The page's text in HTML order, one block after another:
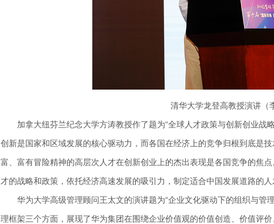
清华大学龙登高教授演讲（
加拿大纽芬兰纪念大学方涛教授作了题为“全球人才政策与创新创业战
创新是国家和区域发展的核心驱动力，而各国在经济上的竞争归根到底是
富、富有冒险精神的高层次人才在创新创业上的杰出表现是各国竞争的焦
才的战略和政策，依托经济高速发展的吸引力，制定适合中国发展道路的人
华为大学高级管理顾问王太文的演讲题为“企业文化驱动下的组织与管
理框架三个方面，展现了华为集团在围绕企业价值观的价值创造、价值评